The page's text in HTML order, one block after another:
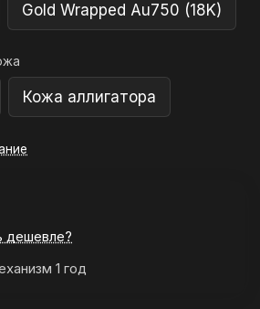
Gold Wrapped Au750 (18K)
Кожа аллигатора
дешевле?
1 год